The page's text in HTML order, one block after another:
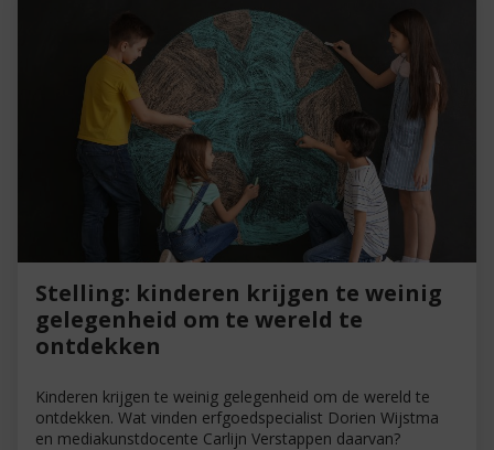
Stelling: kinderen krijgen te weinig
gelegenheid om te wereld te
ontdekken
Kinderen krijgen te weinig gelegenheid om de wereld te
ontdekken. Wat vinden erfgoedspecialist Dorien Wijstma
en mediakunstdocente Carlijn Verstappen daarvan?